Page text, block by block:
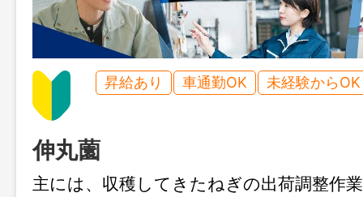
昇給あり 車通勤OK 未経験からOK
伸丸薗
主には、収穫してきたねぎの出荷調整作